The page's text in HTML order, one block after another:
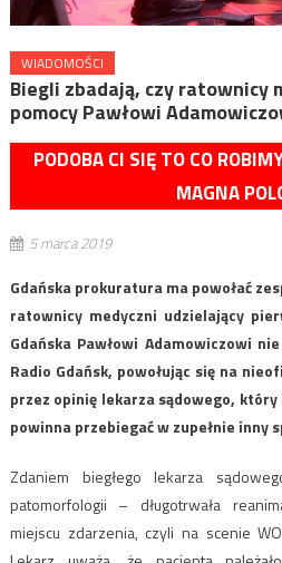
WIADOMOŚCI
Biegli zbadają, czy ratownicy
pomocy Pawłowi
PODOBA CI SIĘ TO CO
MAGNA
5 marca 2019
Gdańska prokuratura ma powołać
ratownicy medyczni udzielający
Gdańska Pawłowi Adamowiczowi
Radio Gdańsk, powołując się na
przez opinię lekarza sądowego,
powinna przebiegać w zupełnie inny
Zdaniem biegłego lekarza
patomorfologii – długotrwała
miejscu zdarzenia, czyli na scenie